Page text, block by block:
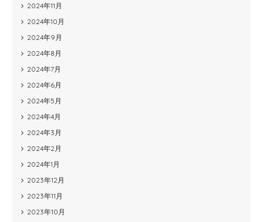
2024年11月
2024年10月
2024年9月
2024年8月
2024年7月
2024年6月
2024年5月
2024年4月
2024年3月
2024年2月
2024年1月
2023年12月
2023年11月
2023年10月